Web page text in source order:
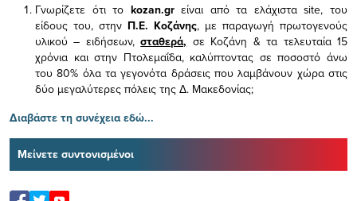
Γνωρίζετε ότι το kozan.gr είναι από τα ελάχισταsite, του
είδους του, στην Π.Ε. Κοζάνης, με παραγωγή πρωτογενούς
υλικού – ειδήσεων,σταθερά, σε Κοζάνη & τα τελευταία 15
χρόνια και στην Πτολεμαΐδα, καλύπτοντας σε ποσοστό άνω
του 80% όλα τα γεγονότα δράσεις που λαμβάνουν χώρα στις
δύο μεγαλύτερες πόλεις της Δ. Μακεδονίας;
Διαβάστε τη συνέχεια εδώ...
Μείνετε συντονισμένοι